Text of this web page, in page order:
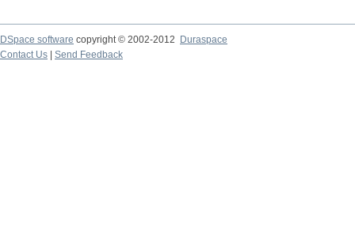
DSpace software copyright © 2002-2012
Duraspace
Contact Us
Send Feedback